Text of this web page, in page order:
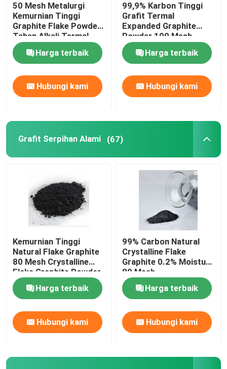
50 Mesh Metalurgi
Kemurnian Tinggi
Graphite Flake Powder
Tahan Alkali Termal
Harga terbaik
Hubungi kami
99,9% Karbon Tinggi
Grafit Termal
Expanded Graphite
Powder 100 Mesh
Harga terbaik
Hubungi kami
Grafit Serpihan Alami (67)
Kemurnian Tinggi
Natural Flake Graphite
80 Mesh Crystalline
Flake Graphite Powder
400 Mesh 1000 Mesh
Harga terbaik
Hubungi kami
99% Carbon Natural
Crystalline Flake
Graphite 0.2% Moisture
80 Mesh
Harga terbaik
Hubungi kami